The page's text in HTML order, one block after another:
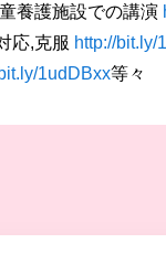
養護施設での講演
応,克服 http://bit.ly/
1udDBxx等々